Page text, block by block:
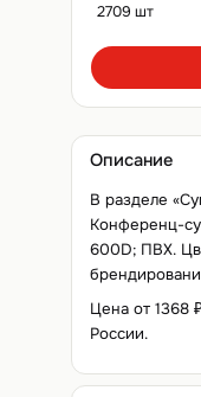
2709 шт
Описание
В разделе
Конференц-
600D; ПВХ.
Цена от 1368
России.